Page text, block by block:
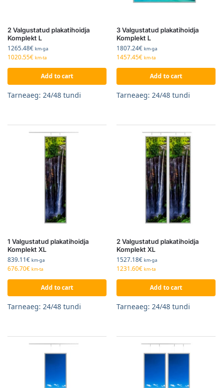
2 Valgustatud plakatihoidja
Komplekt L
1265.48€ km-ga
1020.55€ km-ta
Add to cart
Tarneaeg: 24/48 tundi
3 Valgustatud plakatihoidja
Komplekt L
1807.24€ km-ga
1457.45€ km-ta
Add to cart
Tarneaeg: 24/48 tundi
1 Valgustatud plakatihoidja
Komplekt XL
839.11€ km-ga
676.70€ km-ta
Add to cart
Tarneaeg: 24/48 tundi
2 Valgustatud plakatihoidja
Komplekt XL
1527.18€ km-ga
1231.60€ km-ta
Add to cart
Tarneaeg: 24/48 tundi